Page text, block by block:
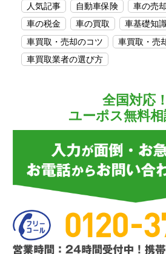
人気記事 自動車保険 車の売却
車の税金
車の買取
車基礎知
車買取・売却のコツ
車買取・売
車買取業者の選び方
全国対応！
ユーポス無料